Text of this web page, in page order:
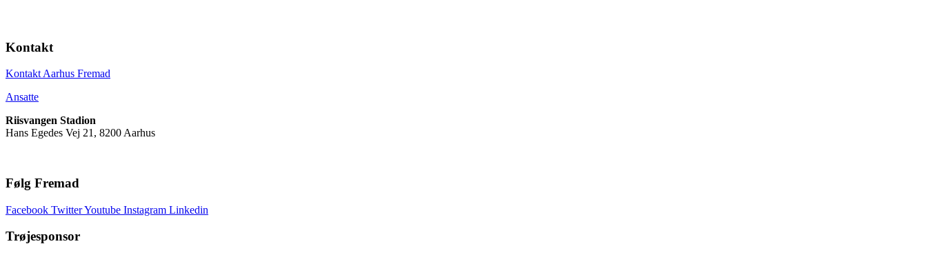
Kontakt
Kontakt Aarhus Fremad
Ansatte
Riisvangen Stadion
Hans Egedes Vej 21, 8200 Aarhus
Følg Fremad
Facebook TwitterYoutube Instagram Linkedin
Trøjesponsor